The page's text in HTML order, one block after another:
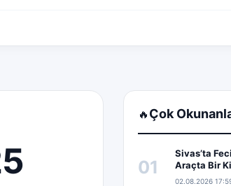
🔥 Çok
01
Sivas’ta
Araçta Bir
02.08.2026